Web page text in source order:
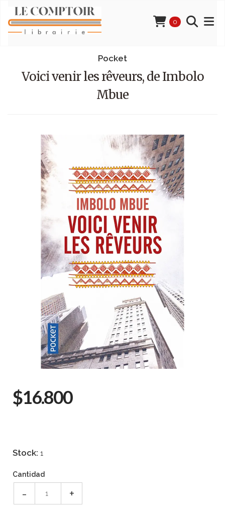
0
Pocket
Voici venir les rêveurs, de Imbolo
Mbue
$16.800
Stock: 1
Cantidad
- +